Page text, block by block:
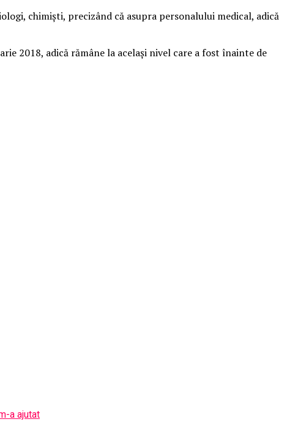
chimişti, precizând că asupra personalului medical, adică
2018, adică rămâne la acelaşi nivel care a fost înainte de